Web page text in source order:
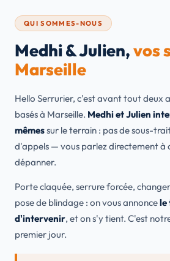
QUI SOMMES-NOUS
Medhi & Julien,vos
Marseille
Hello Serrurier, c'est avant tout deux
basés à Marseille. Medhi et Julien
mêmessur le terrain : pas de sous-
d'appels — vous parlez directement à
dépanner.
Porte claquée, serrure forcée,
pose de blindage : on vous annoncele
d'intervenir, et on s'y tient. C'est
premier jour.